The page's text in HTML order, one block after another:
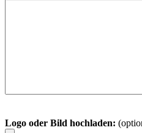
Logo oder Bild hochladen: